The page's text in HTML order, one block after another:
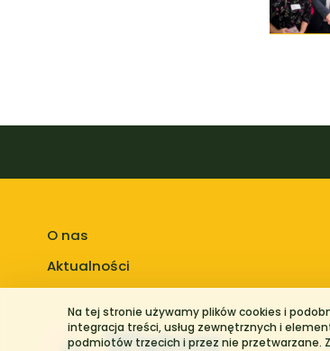
O nas
Aktualności
Na tej stronie używamy plików cookies i
integracja treści, usług zewnętrznych i
podmiotów trzecich i przez nie przetwarzane.